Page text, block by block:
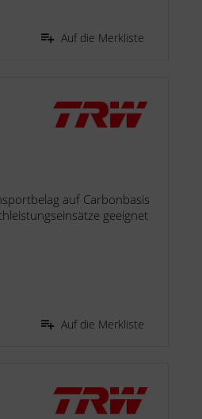
Auf die Merkliste
auf Carbonbasis
geeignet
Auf die Merkliste